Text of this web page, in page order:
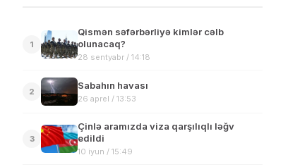
1
Qismən səfərbərliyə kimlər cəlb
olunacaq?
28 sentyabr / 14:18
2
Sabahın havası
26 aprel / 13:53
3
Çinlə aramızda viza qarşılıqlı ləğv
edildi
10 iyun / 15:49